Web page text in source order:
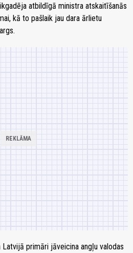
atbildīgā ministra atskaitīšanās
kā to pašlaik jau dara ārlietu
primāri jāveicina angļu valodas